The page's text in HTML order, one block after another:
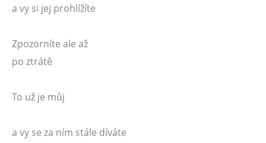
a vy si jej prohlížíte
Zpozorníte ale až
po ztrátě
To už je můj
a vy se za ním stále díváte